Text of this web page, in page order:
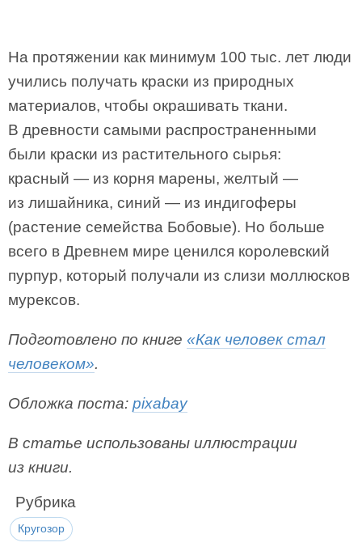
На протяжении как минимум 100 тыс. лет люди
учились получать краски из природных
материалов, чтобы окрашивать ткани.
В древности самыми распространенными
были краски из растительного сырья:
красный — из корня марены, желтый —
из лишайника, синий — из индигоферы
(растение семейства Бобовые). Но больше
всего в Древнем мире ценился королевский
пурпур, который получали из слизи моллюсков
мурексов.
Подготовлено по книге «Как человек стал
человеком».
Обложка поста: pixabay
В статье использованы иллюстрации
из книги.
Рубрика
Кругозор